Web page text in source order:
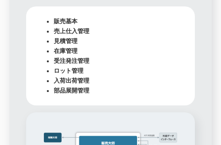
販売基本
売上仕入管理
見積管理
在庫管理
受注発注管理
ロット管理
入荷出荷管理
部品展開管理